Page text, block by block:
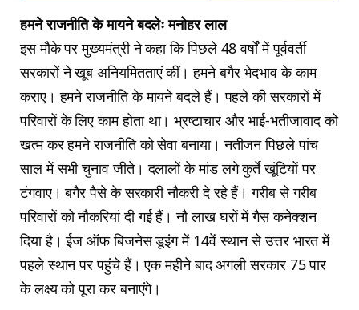
हमने राजनीति के मायने बदलेः मनोहर लाल
इस मौके पर मुख्यमंत्री ने कहा कि पिछले 48 वर्षों में पूर्ववर्ती
सरकारों ने खूब अनियमितताएं कीं। हमने बगैर भेदभाव के काम
कराए। हमने राजनीति के मायने बदले हैं। पहले की सरकारों में
परिवारों के लिए काम होता था। भ्रष्टाचार और भाई-भतीजावाद को
खत्म कर हमने राजनीति को सेवा बनाया। नतीजन पिछले पांच
साल में सभी चुनाव जीते। दलालों के मांड लगे कुर्ते खूंटियों पर
टंगवाए। बगैर पैसे के सरकारी नौकरी दे रहे हैं। गरीब से गरीब
परिवारों को नौकरियां दी गई हैं। नौ लाख घरों में गैस कनेक्शन
दिया है। ईज ऑफ बिजनेस डूइंग में 14वें स्थान से उत्तर भारत में
पहले स्थान पर पहुंचे हैं। एक महीने बाद अगली सरकार 75 पार
के लक्ष्य को पूरा कर बनाएंगे।